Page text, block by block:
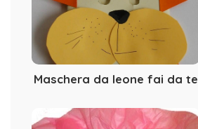
Maschera da leone fai da te